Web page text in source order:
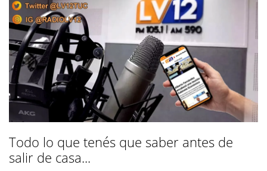
Todo lo que tenés que saber antes de
salir de casa...